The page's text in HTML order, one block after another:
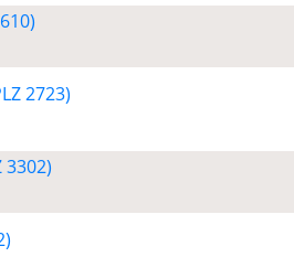
2723)
3302)